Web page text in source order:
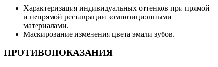
Характеризация индивидуальных оттенков при прямой
и непрямой реставрации композиционными
материалами.
Маскирование изменения цвета эмали зубов.
ПРОТИВОПОКАЗАНИЯ